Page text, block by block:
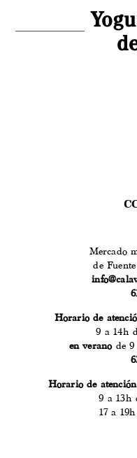
Mercado
de
Horario de
9 a 14h
en veranode 9
Horario de
9 a 13h
17 a